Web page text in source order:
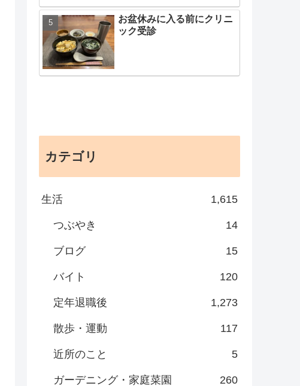
お盆休みに入る前にクリニ
ック受診
カテゴリ
生活 1,615
つぶやき 14
ブログ 15
バイト 120
定年退職後 1,273
散歩・運動 117
近所のこと 5
ガーデニング・家庭菜園 260